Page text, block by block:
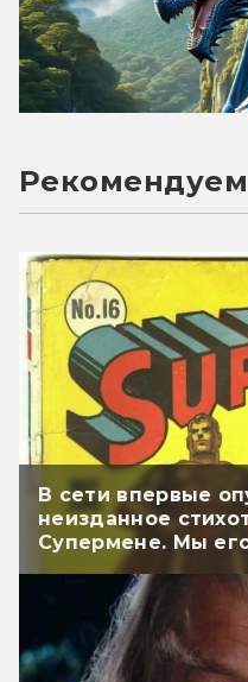
Рекомендуем
В сети впервые
неизданное
Супермене. Мы